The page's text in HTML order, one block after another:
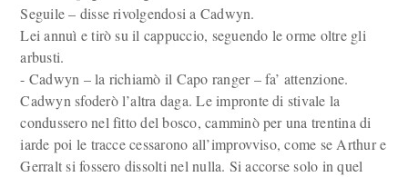
Seguile – disse rivolgendosi a Cadwyn.
Lei annuì e tirò su il cappuccio, seguendo le orme oltre gli
arbusti.
- Cadwyn – la richiamò il Capo ranger – fa’ attenzione.
Cadwyn sfoderò l’altra daga. Le impronte di stivale la
condussero nel fitto del bosco, camminò per una trentina di
iarde poi le tracce cessarono all’improvviso, come se Arthur e
Gerralt si fossero dissolti nel nulla. Si accorse solo in quel